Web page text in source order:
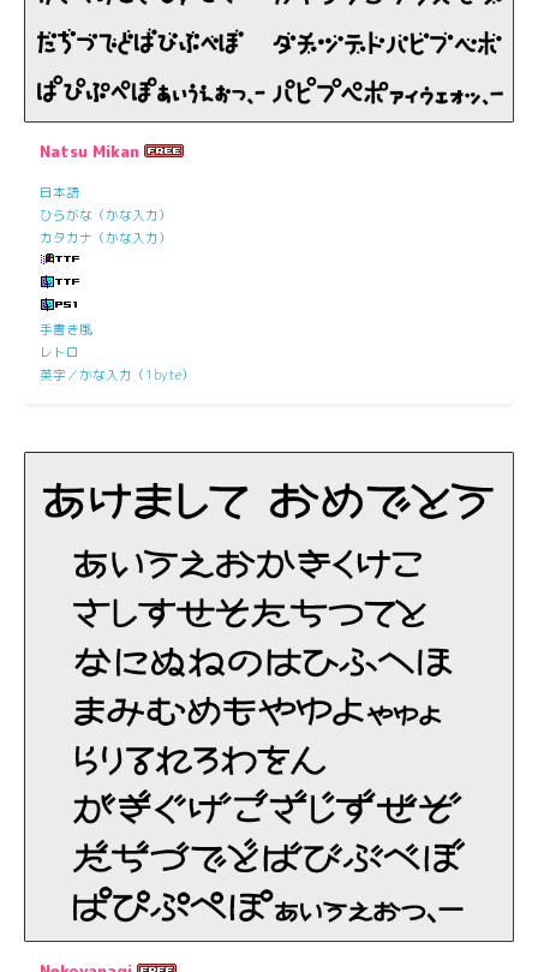
Natsu Mikan
日本語
ひらがな（かな入力）
カタカナ（かな入力）
手書き風
レトロ
英字／かな入力（1byte）